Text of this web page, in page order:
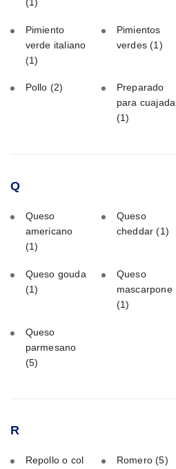
Pimiento
verde italiano
(1)
Pimientos
verdes(1)
Pollo (2)
Preparado
para cuajada
(1)
Q
Queso
americano
(1)
Queso
cheddar(1)
Queso gouda
(1)
Queso
mascarpone
(1)
Queso
parmesano
(5)
R
Repollo o col
Romero(5)